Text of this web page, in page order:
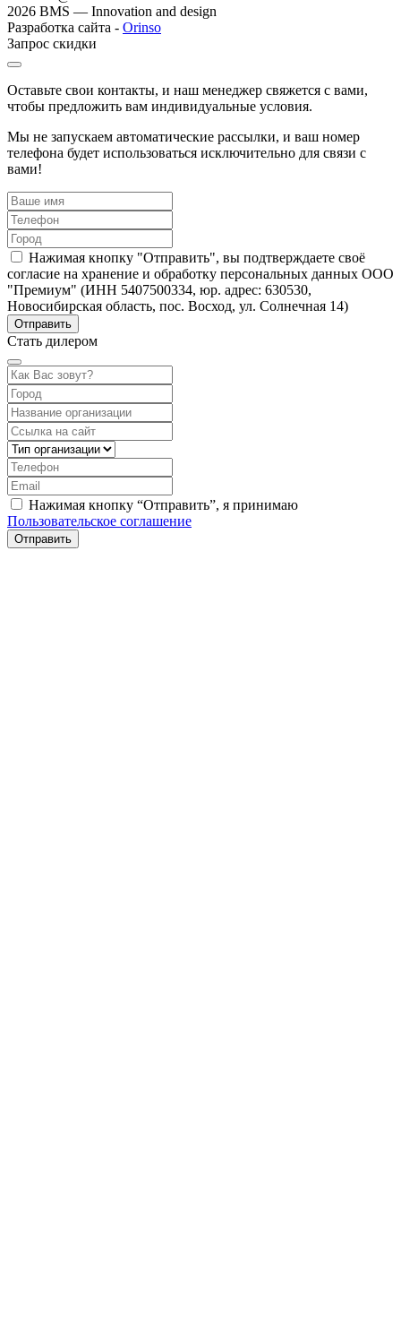
2026 BMS — Innovation and design
Разработка сайта - Orinso
Запрос скидки
Оставьте свои контакты, и наш менеджер свяжется с вами,
чтобы предложить вам индивидуальные условия.
Мы не запускаем автоматические рассылки, и ваш номер
телефона будет использоваться исключительно для связи с
вами!
Нажимая кнопку "Отправить", вы подтверждаете своё
согласие на хранение и обработку персональных данных ООО
"Премиум" (ИНН 5407500334, юр. адрес: 630530,
Новосибирская область, пос. Восход, ул. Солнечная 14)
Стать дилером
Нажимая кнопку “Отправить”, я принимаю
Пользовательское соглашение